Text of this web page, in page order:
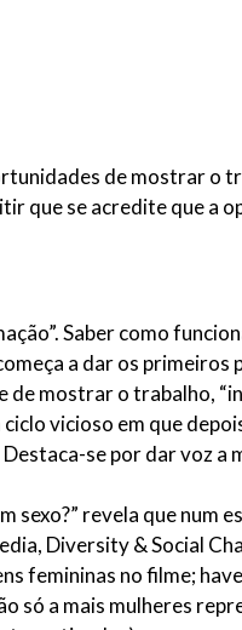
de mostrar o
que se acredite que a
Saber como
a dar os primeiros
de mostrar o trabalho,
vicioso em que
se por dar voz a
revela que num
Diversity & Social
femininas no filme;
só a mais mulheres